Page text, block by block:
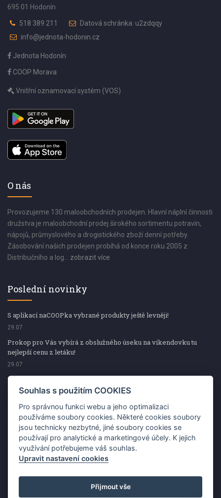
695 01 Hodonín
518 389 211
Datová schránka: u2zdqqy
info@jednota-hodonin.cz
Jednota Hodonín
COOP Morava
Vnitřní oznamovací systém (VOS)
O nás
Provozujeme 130 maloobchodních prodejen. Hlavní náplní činnosti
družstva je maloobchodní prodej širokého sortimentu potravin,
nápojů, průmyslového a drogistického zboží denní potřeby.
Zásobování našich prodejen probíhá od konce roku 2005 z
Distribučního a log... zobrazit více
Poslední novinky
S aplikací naCOOPka vybrané produkty ještě levněji!
29.07
Prokop pro Vás vybírá z obslužného úseku na víkendovku tu
nejlepší cenu z letáku!
29.07
Prokop pro Vás vybírá z obslužného úseku na víkendovku tu
nejlepší cenu z letáku!
Kup špekáčky od Váhaly a vyhraj s naCOOPkou sekerku Fiskars
29.07
Prokop pro Vás vybírá na víkendovku ty nejlepší ceny z letáku!
29.07
Souhlas s použitím COOKIES
Pro správnou funkci webu a jeho optimalizaci
používáme soubory cookies. Některé cookies soubory
jsou technicky nezbytné, jiné soubory cookies se
používají pro analytické a marketingové účely. K jejich
využívání potřebujeme váš souhlas.
Upravit nastavení cookies
Přijmout vše